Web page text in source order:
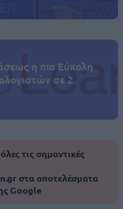
η πιο Εύκολη
σε 2
τις σημαντικές
στα αποτελέσματα
Google